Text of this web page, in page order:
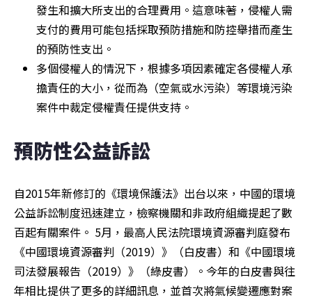
發生和擴大所支出的合理費用。這意味著，侵權人需
支付的費用可能包括採取預防措施和防控舉措而產生
的預防性支出。
多個侵權人的情況下，根據多項因素確定各侵權人承
擔責任的大小，從而為（空氣或水污染）等環境污染
案件中裁定侵權責任提供支持。
預防性公益訴訟
自2015年新修訂的《環境保護法》出台以來，中國的環境
公益訴訟制度迅速建立，檢察機關和非政府組織提起了數
百起有關案件。 5月，最高人民法院環境資源審判庭發布
《中國環境資源審判（2019）》（白皮書）和《中國環境
司法發展報告（2019）》（綠皮書）。今年的白皮書與往
年相比提供了更多的詳細訊息，並首次將氣候變遷應對案